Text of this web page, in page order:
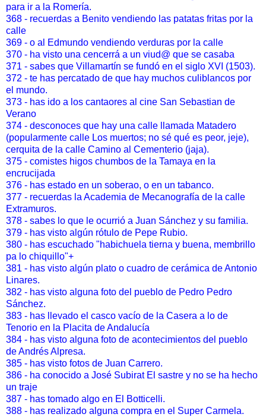
para ir a la Romería.
368 - recuerdas a Benito vendiendo las patatas fritas por la
calle
369 - o al Edmundo vendiendo verduras por la calle
370 - ha visto una cencerrá a un viud@ que se casaba
371 - sabes que Villamartín se fundó en el siglo XVI (1503).
372 - te has percatado de que hay muchos culiblancos por
el mundo.
373 - has ido a los cantaores al cine San Sebastian de
Verano
374 - desconoces que hay una calle llamada Matadero
(popularmente calle Los muertos; no sé qué es peor, jeje),
cerquita de la calle Camino al Cementerio (jaja).
375 - comistes higos chumbos de la Tamaya en la
encrucijada
376 - has estado en un soberao, o en un tabanco.
377 - recuerdas la Academia de Mecanografía de la calle
Extramuros.
378 - sabes lo que le ocurrió a Juan Sánchez y su familia.
379 - has visto algún rótulo de Pepe Rubio.
380 - has escuchado "habichuela tierna y buena, membrillo
pa lo chiquillo"+
381 - has visto algún plato o cuadro de cerámica de Antonio
Linares.
382 - has visto alguna foto del pueblo de Pedro Pedro
Sánchez.
383 - has llevado el casco vacío de la Casera a lo de
Tenorio en la Placita de Andalucía
384 - has visto alguna foto de acontecimientos del pueblo
de Andrés Alpresa.
385 - has visto fotos de Juan Carrero.
386 - ha conocido a José Subirat El sastre y no se ha hecho
un traje
387 - has tomado algo en El Botticelli.
388 - has realizado alguna compra en el Super Carmela.